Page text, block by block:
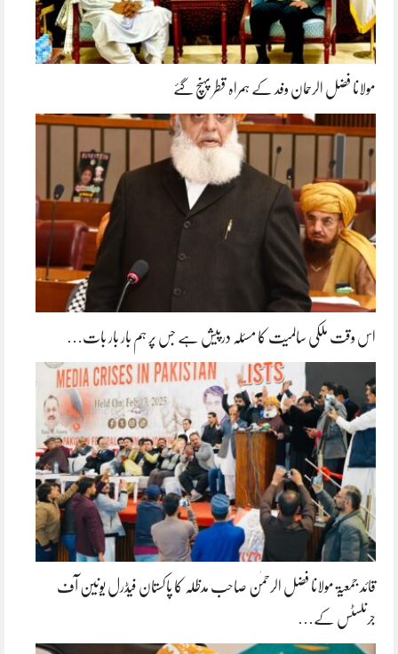
مولانا فضل الرحمان وفد کے ہمراہ قطر پہنچ گئے
اس وقت ملکی سالمیت کا مسئلہ درپیش ہے جس پر ہم بار بار بات…
قائد جمعیۃ مولانا فضل الرحمٰن صاحب مدظلہ کا پاکستان فیڈرل یونین آف
جرنلسٹس کے…